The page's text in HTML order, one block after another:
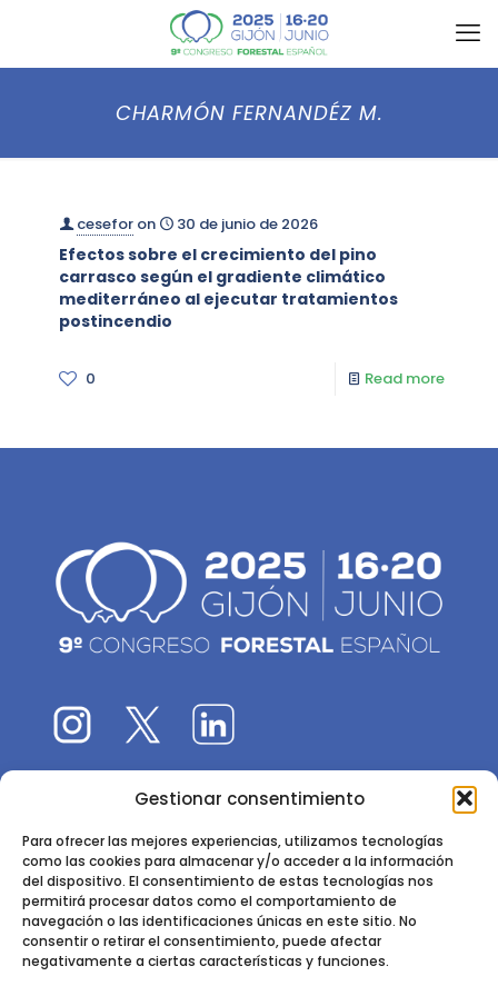
Gestionar consentimiento
Para ofrecer las mejores experiencias, utilizamos tecnologías
como las cookies para almacenar y/o acceder a la información
del dispositivo. El consentimiento de estas tecnologías nos
permitirá procesar datos como el comportamiento de
navegación o las identificaciones únicas en este sitio. No
consentir o retirar el consentimiento, puede afectar
negativamente a ciertas características y funciones.
CHARMÓN FERNANDÉZ M.
cesefor on 30 de junio de 2026
Efectos sobre el crecimiento del pino
carrasco según el gradiente climático
mediterráneo al ejecutar tratamientos
postincendio
0 Read more
El 9CFE es una actividad promovida por laSociedad
Instituto de Ciencias Forestales, INIA-CSIC
Ctra. de la Coruña km 7,5 - 28040 Madrid